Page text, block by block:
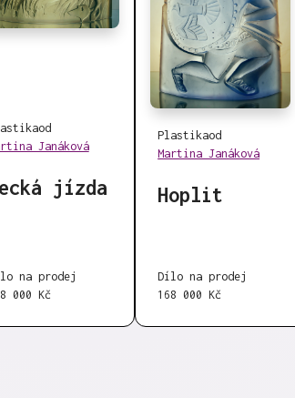
od
Janáková
jízda
na prodej
000 Kč
Plastikaod
Martina Janáková
Hoplit
Dílo na prodej
168 000 Kč